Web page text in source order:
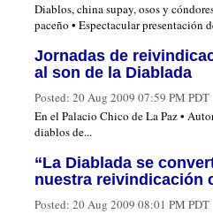
Diablos, china supay, osos y
paceño • Espectacular presentación
Jornadas de
al son de la Diablada
Posted: 20 Aug 2009 07:59 PM PDT
En el Palacio Chico de La Paz •
diablos de...
“La Diablada se
nuestra reivindicación
Posted: 20 Aug 2009 08:01 PM PDT